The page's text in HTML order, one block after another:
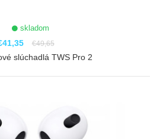
skladom
€49,65
slúchadlá TWS Pro 2